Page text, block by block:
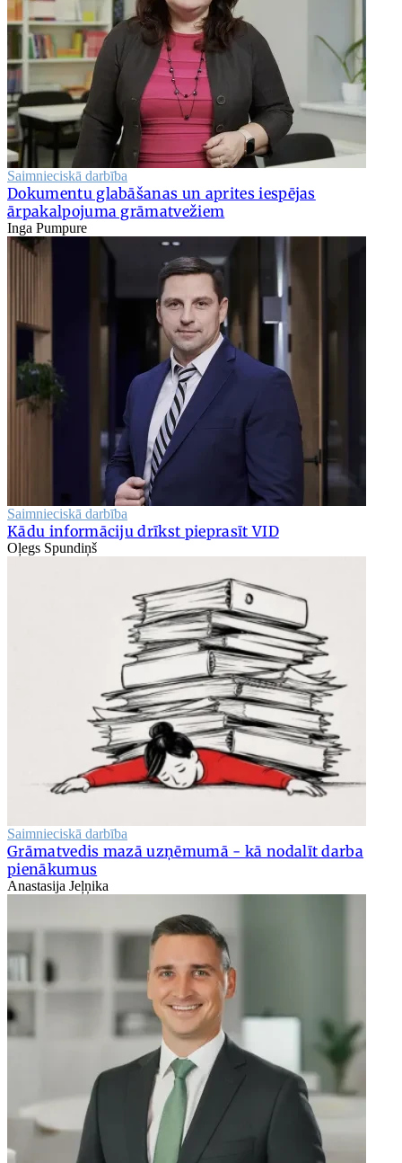
Saimnieciskā darbība
Dokumentu glabāšanas un aprites iespējas
ārpakalpojuma grāmatvežiem
Inga Pumpure
Saimnieciskā darbība
Kādu informāciju drīkst pieprasīt VID
Oļegs Spundiņš
Saimnieciskā darbība
Grāmatvedis mazā uzņēmumā - kā nodalīt darba
pienākumus
Anastasija Jeļņika